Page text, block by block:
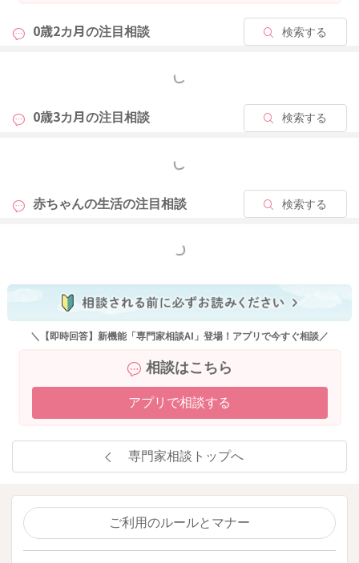
宮川助産師も動画で抱っこやゴロンの寝かしつけについて解説
していますのでご覧になってみてくださいね！
https://m.youtube.com/playlist?list=PL5X6kc70Rx7DxGV2fIk
⇨ミルクはおっしゃるように、よく飲むタイプのお子さんです
おそらく今の量でそこそこは足りていそうです。
0歳2カ月の注目相談 検索する
もっと見る
0歳3カ月の注目相談 検索する
もっと見る
赤ちゃんの生活の注目相談 検索する
もっと見る
＼【即時回答】新機能「専門家相談AI」登場！アプリで今すぐ相談／
相談はこちら
アプリで相談する
専門家相談トップへ
ご利用のルールとマナー